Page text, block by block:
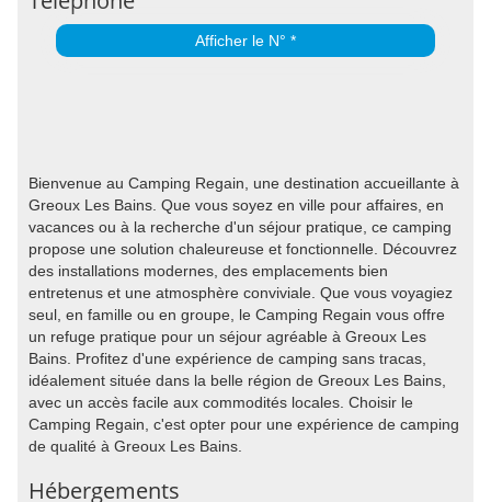
Afficher le N° *
Bienvenue au Camping Regain, une destination accueillante à
Greoux Les Bains. Que vous soyez en ville pour affaires, en
vacances ou à la recherche d'un séjour pratique, ce camping
propose une solution chaleureuse et fonctionnelle. Découvrez
des installations modernes, des emplacements bien
entretenus et une atmosphère conviviale. Que vous voyagiez
seul, en famille ou en groupe, le Camping Regain vous offre
un refuge pratique pour un séjour agréable à Greoux Les
Bains. Profitez d'une expérience de camping sans tracas,
idéalement située dans la belle région de Greoux Les Bains,
avec un accès facile aux commodités locales. Choisir le
Camping Regain, c'est opter pour une expérience de camping
de qualité à Greoux Les Bains.
Hébergements